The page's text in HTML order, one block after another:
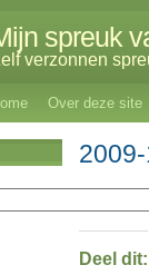
spreuk
verzonnen
Over deze site
Deel dit: